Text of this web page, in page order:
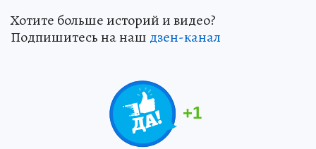
Хотите больше историй и видео?
Подпишитесь на наш дзен-канал
+1